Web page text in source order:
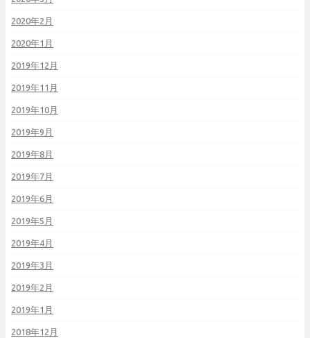
2020年2月
2020年1月
2019年12月
2019年11月
2019年10月
2019年9月
2019年8月
2019年7月
2019年6月
2019年5月
2019年4月
2019年3月
2019年2月
2019年1月
2018年12月